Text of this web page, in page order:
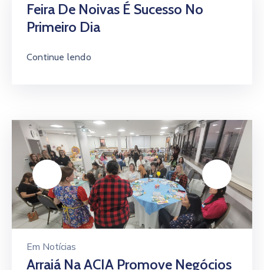
Feira De Noivas É Sucesso No
Primeiro Dia
Continue lendo
Em Notícias
Arraiá Na ACIA Promove Negócios